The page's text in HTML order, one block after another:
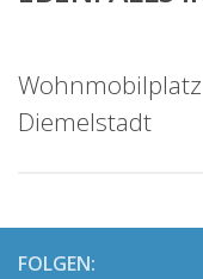
Wohnmobilplatz
Diemelstadt
FOLGEN: